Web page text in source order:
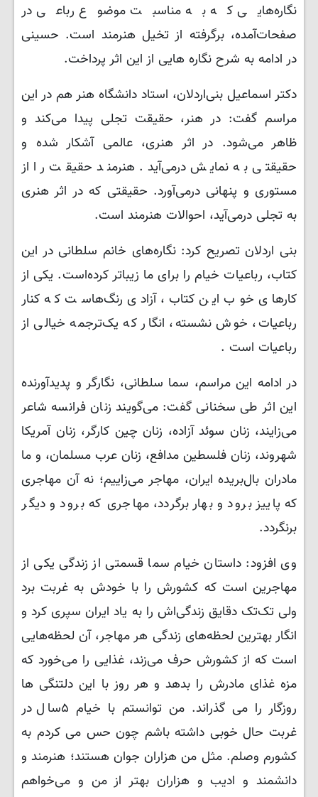
نگاره‌هایی که به مناسبت موضوع رباعی در
صفحات‌آمده، برگرفته از تخیل هنرمند است. حسینی
در ادامه به شرح نگاره‌ هایی از این اثر پرداخت.
دکتر اسماعیل بنی‌اردلان، استاد دانشگاه هنر هم در این
مراسم گفت: در هنر، حقیقت تجلی پیدا می‌کند و
ظاهر می‌شود. در اثر هنری، عالمی آشکار شده و
حقیقتی به نمایش درمی‌آید. هنرمند حقیقت را از
مستوری و پنهانی درمی‌آورد. حقیقتی که در اثر هنری
به تجلی درمی‌آید، احوالات هنرمند است.
بنی اردلان تصریح کرد: نگاره‌های خانم سلطانی در این
کتاب، رباعیات خیام را برای ما زیباتر کرده‌است. یکی از
کارهای خوب این کتاب، آزادی رنگ‌هاست که کنار
رباعیات، خوش نشسته، انگار که یک‌ترجمه خیالی از
رباعیات است .
در ادامه این مراسم، سما سلطانی، نگارگر و پدیدآورنده
این اثر طی سخنانی گفت: می‌گویند زنان فرانسه شاعر
می‌زایند، زنان سوئد آزاده، زنان چین کارگر، زنان آمریکا
شهروند، زنان فلسطین مدافع، زنان عرب مسلمان، و ما
مادران بال‌بریده ایران، مهاجر می‌زاییم؛ نه آن مهاجری
که پاییز برود و بهار برگردد، مهاجری که برود و دیگر
برنگردد.
وی افزود: داستان خیام سما قسمتی از زندگی یکی از
مهاجرین است که کشورش را با خودش به غربت برد
ولی تک‌تک‌ دقایق زندگی‌اش را به یاد ایران سپری کرد و
انگار بهترین لحظه‌های زندگی هر مهاجر، آن لحظه‌هایی
است که از کشورش حرف می‌زند، غذایی را می‌خورد که
مزه غذای مادرش را بدهد و هر روز با این دلتنگی ‌ها
روزگار را می‌ گذراند. من توانستم با خیام ۵سال در
غربت حال خوبی داشته باشم چون حس می ‌کردم به
کشورم وصلم. مثل من هزاران جوان هستند؛ هنرمند و
دانشمند و ادیب و هزاران بهتر از من و می‌خواهم